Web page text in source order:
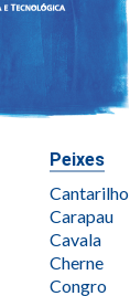
Peixes
Cantarilho
Carapau
Cavala
Cherne
Congro